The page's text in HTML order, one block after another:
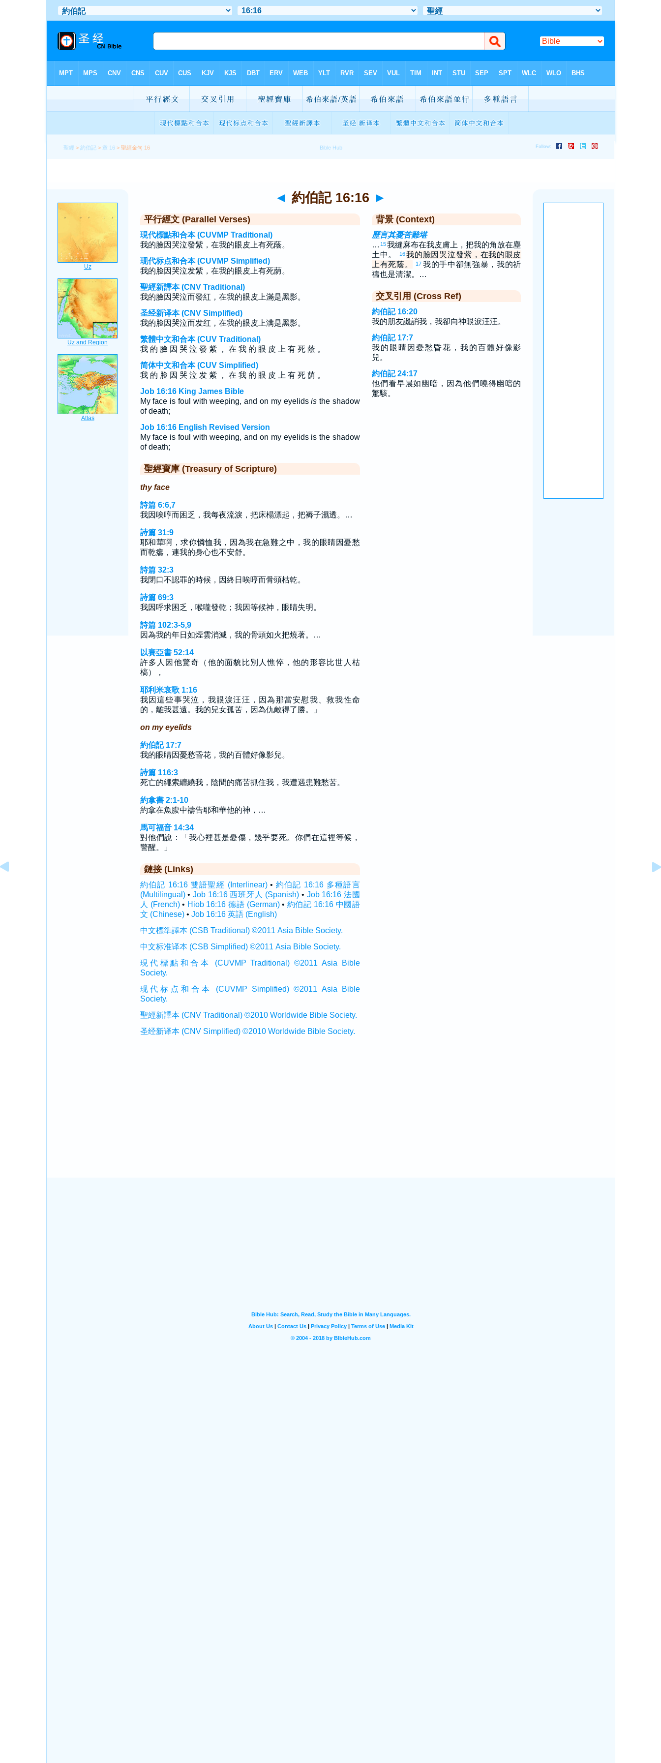
聖經 >約伯記 > 章 16 > 聖經金句 16
◄ 約伯記 16:16 ►
平行經文 (Parallel Verses)
現代標點和合本 (CUVMP Traditional)
我的臉因哭泣發紫，在我的眼皮上有死蔭。
现代标点和合本 (CUVMP Simplified)
我的脸因哭泣发紫，在我的眼皮上有死荫。
聖經新譯本 (CNV Traditional)
我的臉因哭泣而發紅，在我的眼皮上滿是黑影。
圣经新译本 (CNV Simplified)
我的脸因哭泣而发红，在我的眼皮上满是黑影。
繁體中文和合本 (CUV Traditional)
我 的 臉 因 哭 泣 發 紫 ， 在 我 的 眼 皮 上 有 死 蔭 。
简体中文和合本 (CUV Simplified)
我 的 脸 因 哭 泣 发 紫 ， 在 我 的 眼 皮 上 有 死 荫 。
Job 16:16 King James Bible
My face is foul with weeping, and on my eyelidsis the shadow
of death;
Job 16:16 English Revised Version
My face is foul with weeping, and on my eyelids is the shadow
of death;
聖經寶庫 (Treasury of Scripture)
thy face
詩篇 6:6,7
我因唉哼而困乏，我每夜流淚，把床榻漂起，把褥子濕透。…
詩篇 31:9
耶和華啊，求你憐恤我，因為我在急難之中，我的眼睛因憂愁
而乾癟，連我的身心也不安舒。
詩篇 32:3
我閉口不認罪的時候，因終日唉哼而骨頭枯乾。
詩篇 69:3
我因呼求困乏，喉嚨發乾；我因等候神，眼睛失明。
詩篇 102:3-5,9
因為我的年日如煙雲消滅，我的骨頭如火把燒著。…
以賽亞書 52:14
許多人因他驚奇（他的面貌比別人憔悴，他的形容比世人枯
槁），
耶利米哀歌 1:16
我因這些事哭泣，我眼淚汪汪，因為那當安慰我、救我性命
的，離我甚遠。我的兒女孤苦，因為仇敵得了勝。」
on my eyelids
約伯記 17:7
我的眼睛因憂愁昏花，我的百體好像影兒。
詩篇 116:3
死亡的繩索纏繞我，陰間的痛苦抓住我，我遭遇患難愁苦。
約拿書 2:1-10
約拿在魚腹中禱告耶和華他的神，…
馬可福音 14:34
對他們說：「我心裡甚是憂傷，幾乎要死。你們在這裡等候，
警醒。」
鏈接 (Links)
約伯記 16:16 雙語聖經 (Interlinear)• 約伯記 16:16 多種語言
(Multilingual)• Job 16:16 西班牙人 (Spanish) • Job 16:16 法國
人 (French)• Hiob 16:16 德語 (German)• 約伯記 16:16 中國語
文 (Chinese)• Job 16:16 英語 (English)
中文標準譯本 (CSB Traditional) ©2011 Asia Bible Society.
中文标准译本 (CSB Simplified) ©2011 Asia Bible Society.
現代標點和合本 (CUVMP Traditional) ©2011 Asia Bible
Society.
现代标点和合本 (CUVMP Simplified) ©2011 Asia Bible
Society.
聖經新譯本 (CNV Traditional) ©2010 Worldwide Bible Society.
圣经新译本 (CNV Simplified) ©2010 Worldwide Bible Society.
背景 (Context)
歷言其憂苦難堪
… 15我縫麻布在我皮膚上，把我的角放在塵
土中。
16我的臉因哭泣發紫，在我的眼皮
上有死蔭。
17 我的手中卻無強暴，我的祈
禱也是清潔。…
交叉引用 (Cross Ref)
約伯記 16:20
我的朋友譏誚我，我卻向神眼淚汪汪。
約伯記 17:7
我的眼睛因憂愁昏花，我的百體好像影
兒。
約伯記 24:17
他們看早晨如幽暗，因為他們曉得幽暗的
驚駭。